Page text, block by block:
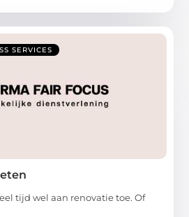
SERVICES
tijd wel aan renovatie toe. Of